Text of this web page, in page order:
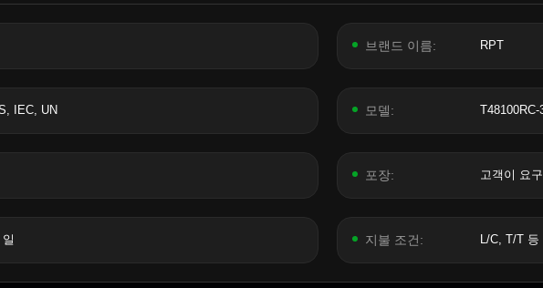
브랜드 이름: RPT
IEC, UN 모델: T48100RC-
포장: 고객이 요
지불 조건: L/C, T/T 등